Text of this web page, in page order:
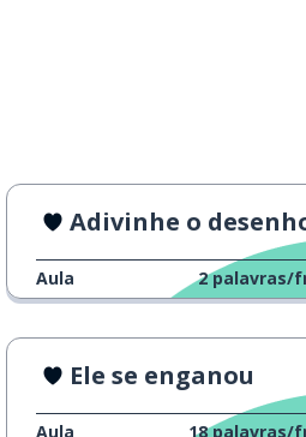
Adivinhe o
Aula 2 palavras/
Ele se enganou
Aula 18 palavras/